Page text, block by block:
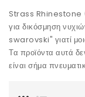
Strass Rhinestone
για δικόσμηση
swarovski" γιατί
Τα προϊόντα αυτά
είναι σήμα